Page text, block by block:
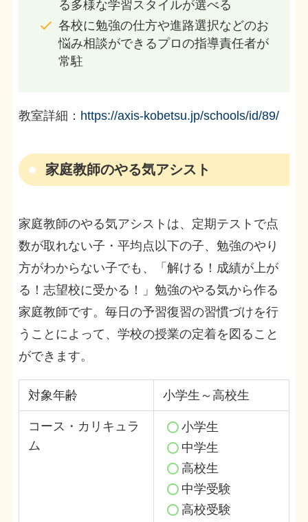
る多様な学習スタイルが選べる
各校に勉強の仕方や進路選択などのお
悩み相談ができるプロの指導責任者が
常駐
教室詳細： https://axis-kobetsu.jp/schools/id/89/
家庭教師のやる気アシスト
家庭教師のやる気アシストは、定期テストで点
数が取れない子・平均点以下の子、勉強のやり
方がわからない子でも、「解ける！成績が上が
る！志望校に受かる！」勉強のやる気から作る
家庭教師です。毎日の予習復習の習慣づけを行
うことによって、学校の授業の定着を図ること
ができます。
対象年齢 小学生～高校生
コース・カリキュラ
ム
小学生
中学生
高校生
中学受験
高校受験